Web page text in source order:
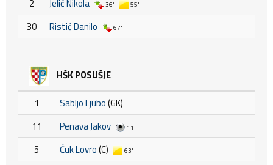
2 Jelić Nikola 36' 55'
30 Ristić Danilo 67'
HŠK POSUŠJE
1 Sabljo Ljubo(GK)
11
Penava Jakov 11'
5 Ćuk Lovro(C) 63'